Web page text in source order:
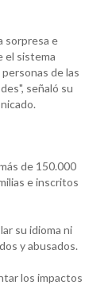
sorpresa e
el sistema
de las
señaló su
de 150.000
e inscritos
su idioma ni
y abusados.
los impactos